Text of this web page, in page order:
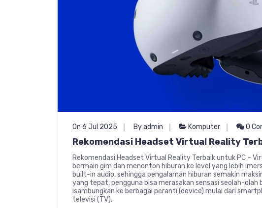
On 6 Jul 2025 By admin Komputer 0
Rekomendasi Headset Virtual Reality
Rekomendasi Headset Virtual Reality Terbaik untuk PC –
bermain gim dan menonton hiburan ke level yang lebih
built-in audio, sehingga pengalaman hiburan semakin
yang tepat, pengguna bisa merasakan sensasi seolah-olah
isambungkan ke berbagai peranti (device) mulai dari
televisi (TV).